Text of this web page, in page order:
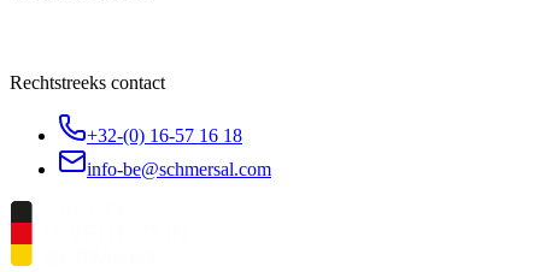
Rechtstreeks contact
+32-(0) 16-57 16 18
info-be@schmersal.com